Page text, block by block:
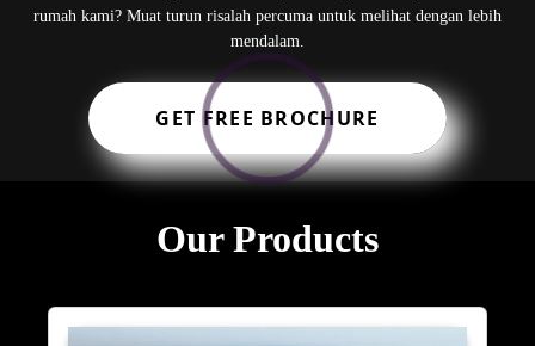
rumah kami? Muat turun risalah percuma untuk melihat dengan lebih
mendalam.
GET FREE BROCHURE
Our Products